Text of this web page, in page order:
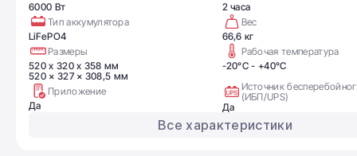
6000 Вт
2 часа
Тип аккумулятора
LiFePO4
Вес
66,6 кг
Размеры
520 x 320 x 358 мм
520 × 327 × 308,5 мм
Рабочая температура
-20°C - +40°C
Приложение
Да
Источник
(ИБП/UPS)
Да
Все характеристики